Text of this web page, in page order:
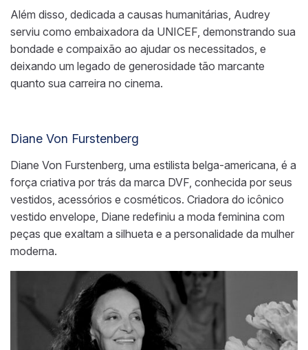
Além disso, dedicada a causas humanitárias, Audrey
serviu como embaixadora da UNICEF, demonstrando sua
bondade e compaixão ao ajudar os necessitados, e
deixando um legado de generosidade tão marcante
quanto sua carreira no cinema.
Diane Von Furstenberg
Diane Von Furstenberg, uma estilista belga-americana, é a
força criativa por trás da marca DVF, conhecida por seus
vestidos, acessórios e cosméticos. Criadora do icônico
vestido envelope, Diane redefiniu a moda feminina com
peças que exaltam a silhueta e a personalidade da mulher
moderna.